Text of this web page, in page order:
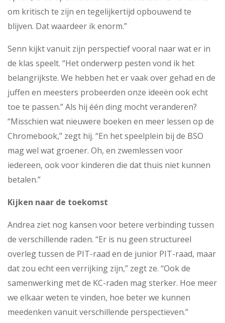
om kritisch te zijn en tegelijkertijd opbouwend te
blijven. Dat waardeer ik enorm.”
Senn kijkt vanuit zijn perspectief vooral naar wat er in
de klas speelt. “Het onderwerp pesten vond ik het
belangrijkste. We hebben het er vaak over gehad en de
juffen en meesters probeerden onze ideeën ook echt
toe te passen.” Als hij één ding mocht veranderen?
“Misschien wat nieuwere boeken en meer lessen op de
Chromebook,” zegt hij. “En het speelplein bij de BSO
mag wel wat groener. Oh, en zwemlessen voor
iedereen, ook voor kinderen die dat thuis niet kunnen
betalen.”
Kijken naar de toekomst
Andrea ziet nog kansen voor betere verbinding tussen
de verschillende raden. “Er is nu geen structureel
overleg tussen de PIT-raad en de junior PIT-raad, maar
dat zou echt een verrijking zijn,” zegt ze. “Ook de
samenwerking met de KC-raden mag sterker. Hoe meer
we elkaar weten te vinden, hoe beter we kunnen
meedenken vanuit verschillende perspectieven.”